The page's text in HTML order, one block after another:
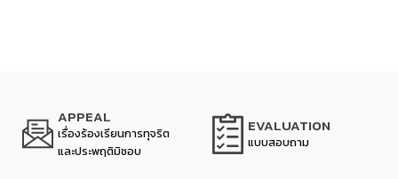
APPEAL
เรื่องร้องเรียนการทุจริต
และประพฤติมิชอบ
EVALUATION
แบบสอบถาม